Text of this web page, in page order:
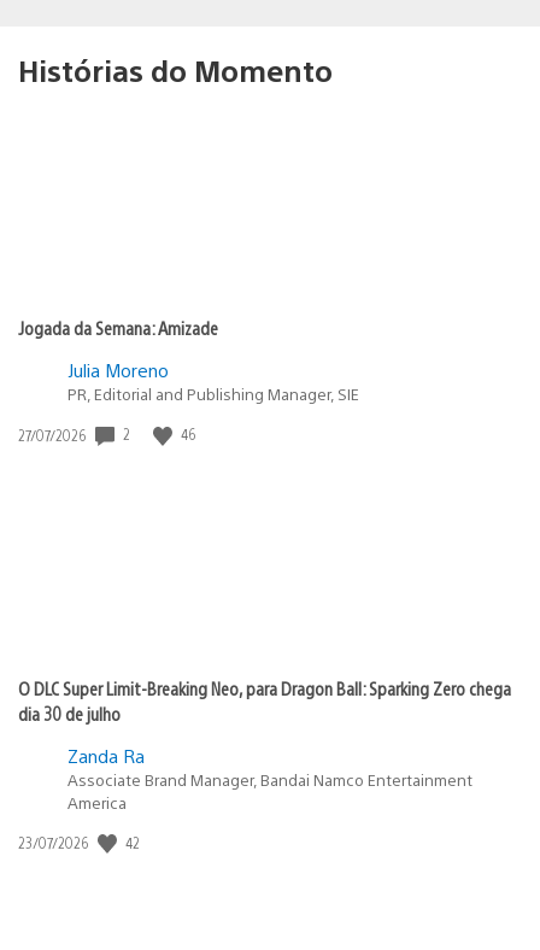
Histórias do Momento
Jogada da Semana: Amizade
Julia Moreno
PR, Editorial and Publishing Manager, SIE
Data
27/07/2026 2 46
O DLC Super Limit-Breaking Neo, para Dragon Ball: Sparking Zero chega
dia 30 de julho
Zanda Ra
Associate Brand Manager, Bandai Namco Entertainment
America
Data
23/07/2026 42